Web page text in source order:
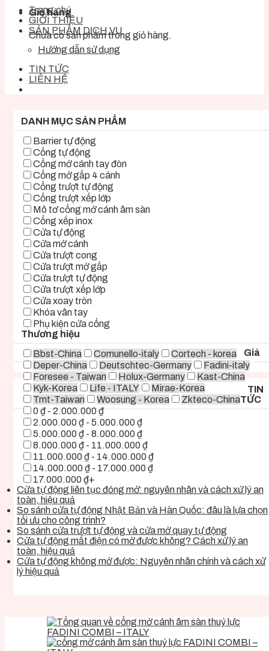
Giỏ hàng
Chưa có sản phẩm trong giỏ hàng.
Trang chủ
GIỚI THIỆU
SẢN PHẨM DỊCH VỤ
Hướng dẫn sử dụng
TIN TỨC
LIÊN HỆ
DANH MỤC SẢN PHẨM
Barrier tự động
Cổng tự động
Cổng mở cánh tay đòn
Cổng mở gấp 4 cánh
Cổng trượt tự động
Cổng trượt xếp lớp
Mô tơ cổng mở cánh âm sàn
Cổng xếp inox
Cửa tự động
Cửa mở cánh
Cửa trượt cong
Cửa trượt mở gấp
Cửa trượt tự động
Cửa trượt xếp lớp
Cửa xoay tròn
Khóa vân tay
Phụ kiện cửa cổng
Thương hiệu
Bbst-China
Comunello-italy
Cortech - korea
Deper-China
Deutschtec-Germany
Fadini-italy
Foresee - Taiwan
Holux-Germany
Kast-China
Kyk-Korea
Life - ITALY
Mirae-Korea
Tmt-Taiwan
Woosung - Korea Zkteco-China
Giá
0 ₫ - 2.000.000 ₫
2.000.000 ₫ - 5.000.000 ₫
5.000.000 ₫ - 8.000.000 ₫
8.000.000 ₫ - 11.000.000 ₫
11.000.000 ₫ - 14.000.000 ₫
14.000.000 ₫ - 17.000.000 ₫
17.000.000 ₫+
TIN
TỨC
Cửa tự động liên tục đóng mở: nguyên nhân và cách xử lý an
toàn, hiệu quả
So sánh cửa tự động Nhật Bản và Hàn Quốc: đâu là lựa chọn
tối ưu cho công trình?
So sánh cửa trượt tự động và cửa mở quay tự động
Cửa tự động mất điện có mở được không? Cách xử lý an
toàn, hiệu quả
Cửa tự động không mở được: Nguyên nhân chính và cách xử
lý hiệu quả